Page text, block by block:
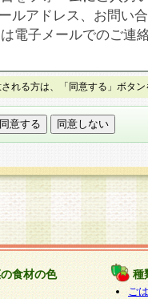
ルアドレス、お問い
電子メールでのご連
方法による個人情報
ン管理のためCookie
いて
者に提供しません。
に委託する場合は、
を選定して委託を行
。
および問い合わせ窓口
れる方は、「同意する」ボタ
食材の色 種
ご